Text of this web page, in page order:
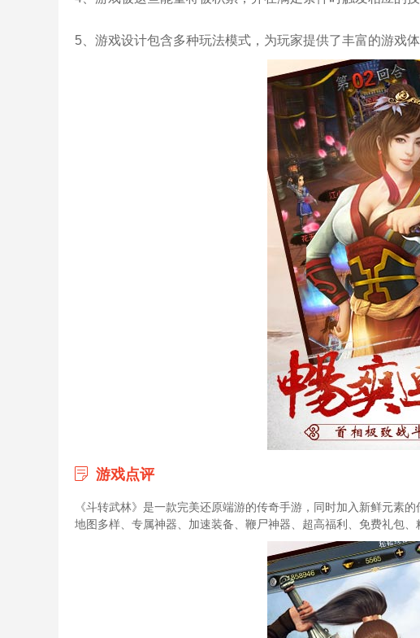
5、游戏设计包含多种玩法模式，为玩家提供了丰富的游戏
游戏点评
《斗转武林》是一款完美还原端游的传奇手游，同时加入新鲜元素
地图多样、专属神器、加速装备、鞭尸神器、超高福利、免费礼包